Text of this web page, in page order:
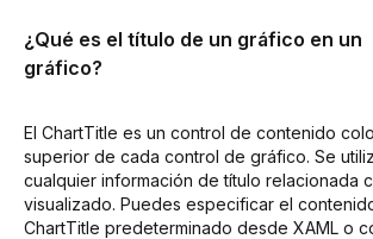
¿Qué es el título de un gráfico en un
gráfico?
El ChartTitle es un control de contenido
superior de cada control de gráfico. Se
cualquier información de título relacionada
visualizado. Puedes especificar el
ChartTitle predeterminado desde XAML o